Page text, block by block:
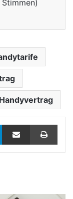
Stimmen)
Telegram Teile per E-Mail